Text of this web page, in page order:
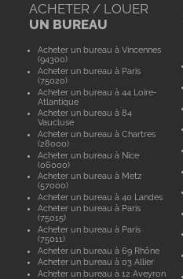
ACHETER / LOUER
UN BUREAU
Acheter un bureau à Vincennes
(94300)
Acheter un bureau à Paris
(75020)
Acheter un bureau à 44 Loire-
Atlantique
Acheter un bureau à 84
Vaucluse
Acheter un bureau à Chartres
(28000)
Acheter un bureau à Nice
(06000)
Acheter un bureau à Metz
(57000)
Acheter un bureau à 40 Landes
Acheter un bureau à Paris
(75015)
Acheter un bureau à Paris
(75011)
Acheter un bureau à 69 Rhône
Acheter un bureau à 03 Allier
Acheter un bureau à 12 Aveyron